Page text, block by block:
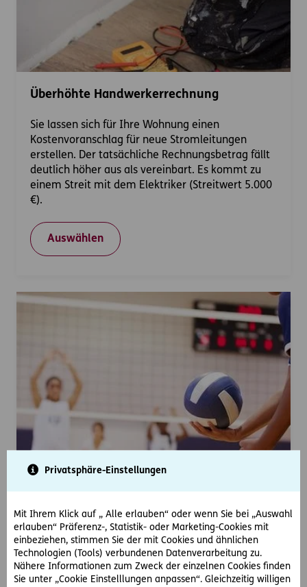
Privatsphäre-Einstellungen
Mit Ihrem Klick auf „ Alle erlauben“ oder wenn Sie bei „Auswahl
erlauben“ Präferenz-, Statistik- oder Marketing-Cookies mit
einbeziehen, stimmen Sie der mit Cookies und ähnlichen
Technologien (Tools) verbundenen Datenverarbeitung zu.
Nähere Informationen zum Zweck der einzelnen Cookies finden
Sie unter „Cookie Einstelllungen anpassen“. Gleichzeitig willigen
Überhöhte Handwerkerrechnung
Sie lassen sich für Ihre Wohnung einen
Kostenvoranschlag für neue Stromleitungen
erstellen. Der tatsächliche Rechnungsbetrag fällt
deutlich höher aus als vereinbart. Es kommt zu
einem Streit mit dem Elektriker (Streitwert 5.000
€).
Auswählen
Haftungsfrage nach Sportverletzung
Ihre im Vertrag mitversicherte Tochter verletzt
sich beim Volleyballspiel schwer, als sich die
Netzstange aus der Verankerung löst und auf sie